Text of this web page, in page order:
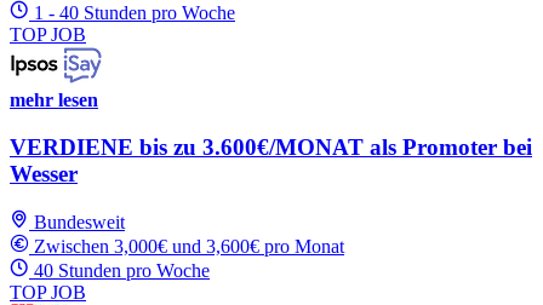
1 - 40 Stunden pro Woche
TOP JOB
mehr lesen
VERDIENE bis zu 3.600€/MONAT als Promoter bei
Wesser
Bundesweit
Zwischen 3,000€ und 3,600€ pro Monat
40 Stunden pro Woche
TOP JOB